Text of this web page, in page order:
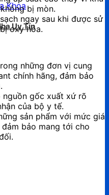
Khoa
Uy Tín
bị mòn.
ngay sau khi được sử
oxy hóa.
những đơn vị cung
chính hãng, đảm bảo
nguồn gốc xuất xứ rõ
của bộ y tế.
sản phẩm với mức giá
bảo mang tới cho